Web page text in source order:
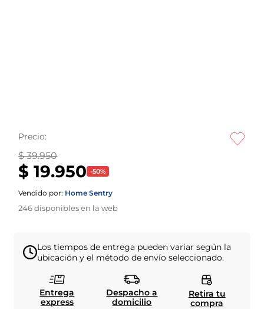
Precio:
$ 39.950
$ 19.950 -50%
Vendido por: Home Sentry
246disponibles en la web
Los tiempos de entrega pueden variar según la
ubicación y el método de envío seleccionado.
Entrega
express
Despacho a
domicilio
Retira tu
compra